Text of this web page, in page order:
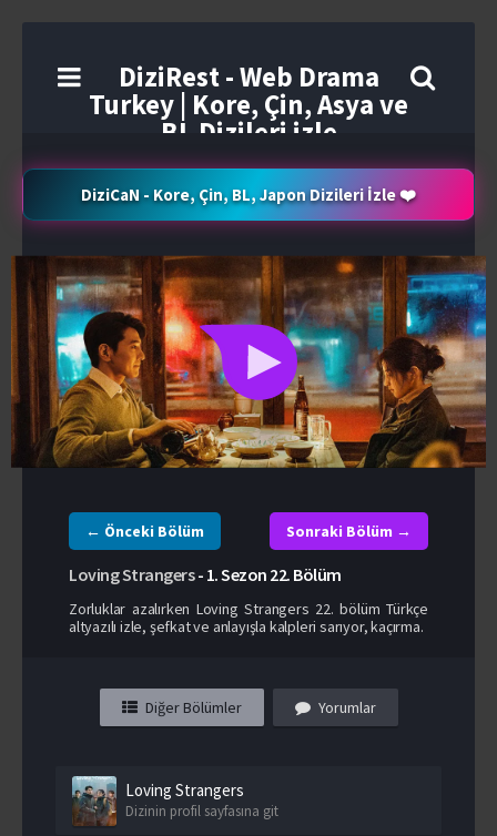
DiziRest - Web Drama
Turkey | Kore, Çin, Asya ve
BL Dizileri izle
DiziCaN - Kore, Çin, BL, Japon Dizileri İzle ❤️
← Önceki Bölüm Sonraki Bölüm →
Loving Strangers- 1. Sezon 22. Bölüm
Zorluklar azalırken Loving Strangers 22. bölüm Türkçe
altyazılı izle, şefkat ve anlayışla kalpleri sarıyor, kaçırma.
Diğer Bölümler Yorumlar
Loving Strangers
Dizinin profil sayfasına git